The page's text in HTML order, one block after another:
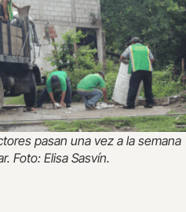
pasan una vez a la semana
Foto: Elisa Sasvín.